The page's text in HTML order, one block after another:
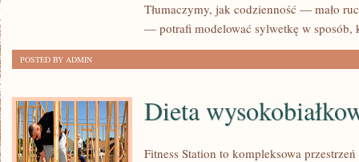
Tłumaczymy, jak codzienność — mało
— potrafi modelować sylwetkę w sposób,
POSTED BY ADMIN
Dieta
Fitness Station to kompleksowa